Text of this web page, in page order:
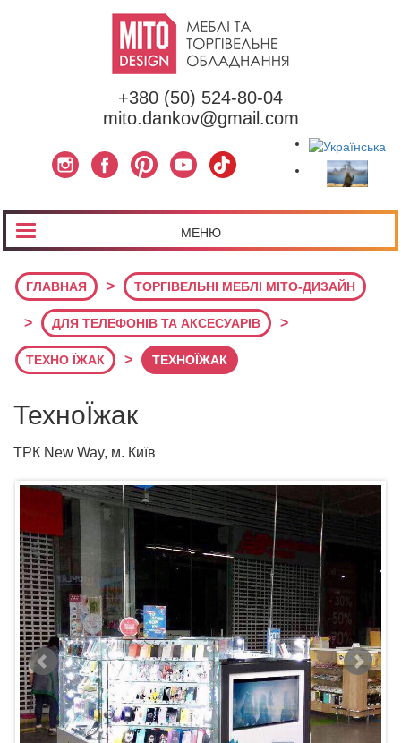
+380 (50) 524-80-04
mito.dankov@gmail.com
МЕНЮ
ГЛАВНАЯ > ТОРГІВЕЛЬНІ МЕБЛІ МІТО-ДИЗАЙН
> ДЛЯ ТЕЛЕФОНІВ ТА АКСЕСУАРІВ >
ТЕХНО ЇЖАК > ТЕХНОЇЖАК
ТехноЇжак
ТРК New Way, м. Київ